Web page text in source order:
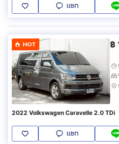
แชท
HOT ฿
2022 Volkswagen Caravelle 2.0 TDi
แชท